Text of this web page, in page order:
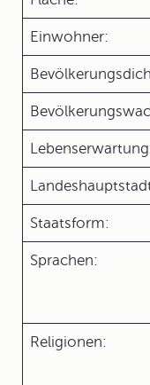
Einwohner:
Staatsform:
Sprachen:
Religionen: